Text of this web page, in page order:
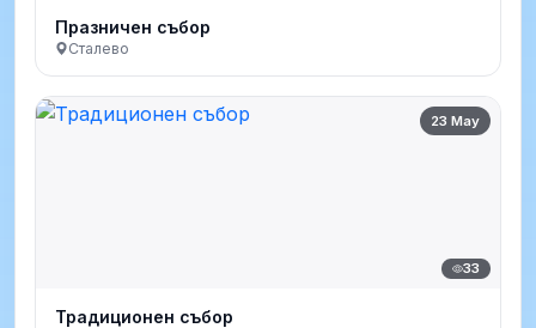
Празничен събор
Сталево
23 May
33
Традиционен събор